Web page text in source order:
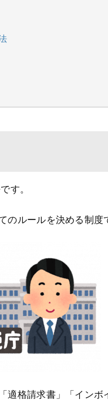
す。
のルールを決める制度
適格請求書」「インボ